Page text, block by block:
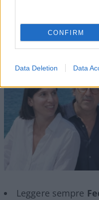
CONFIRM
Data Deletion Data
diMax Del Papa
9 Agosto 2026, 8:52
Leggere sempre